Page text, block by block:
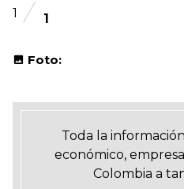
1 1
Foto:
Toda la
económico,
Colombia a